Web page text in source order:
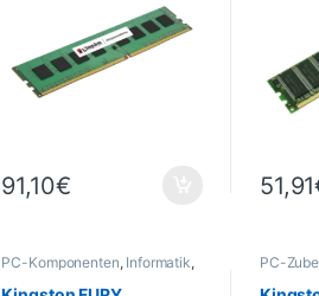
91,10€ 51,91
PC-Komponenten, Informatik,
PC-Speicher
PC-